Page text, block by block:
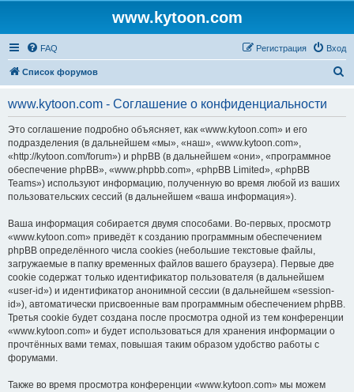
www.kytoon.com
FAQ Вход
Регистрация
Список форумов
www.kytoon.com - Соглашение о конфиденциальности
Это соглашение подробно объясняет, как «www.kytoon.com» и его
подразделения (в дальнейшем «мы», «наш», «www.kytoon.com»,
«http://kytoon.com/forum») и phpBB (в дальнейшем «они», «программное
обеспечение phpBB», «www.phpbb.com», «phpBB Limited», «phpBB
Teams») используют информацию, полученную во время любой из ваших
пользовательских сессий (в дальнейшем «ваша информация»).
Ваша информация собирается двумя способами. Во-первых, просмотр
«www.kytoon.com» приведёт к созданию программным обеспечением
phpBB определённого числа cookies (небольшие текстовые файлы,
загружаемые в папку временных файлов вашего браузера). Первые две
cookie содержат только идентификатор пользователя (в дальнейшем
«user-id») и идентификатор анонимной сессии (в дальнейшем «session-
id»), автоматически присвоенные вам программным обеспечением phpBB.
Третья cookie будет создана после просмотра одной из тем конференции
«www.kytoon.com» и будет использоваться для хранения информации о
прочтённых вами темах, повышая таким образом удобство работы с
форумами.
Также во время просмотра конференции «www.kytoon.com» мы можем